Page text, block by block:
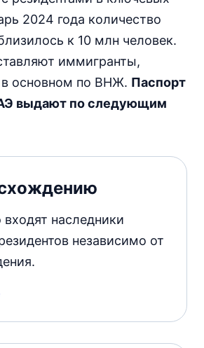
2024 года количество
к 10 млн человек.
иммигранты,
основном по ВНЖ. Паспорт
выдают по следующим
входят наследники
независимо от
детям оформляют